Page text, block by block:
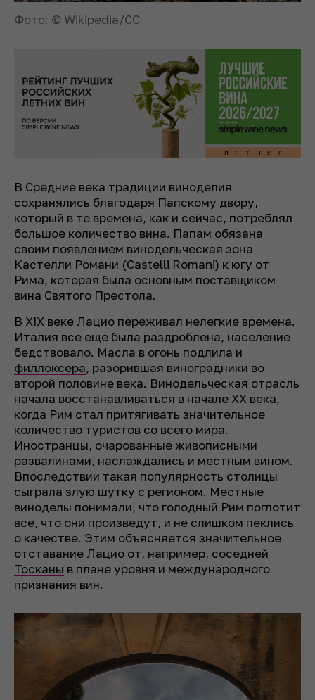
Фото: © Wikipedia/CC
В Средние века традиции виноделия
сохранялись благодаря Папскому двору,
который в те времена, как и сейчас, потреблял
большое количество вина. Папам обязана
своим появлением винодельческая зона
Кастелли Романи (Castelli Romani) к югу от
Рима, которая была основным поставщиком
вина Святого Престола.
В XIX веке Лацио переживал нелегкие времена.
Италия все еще была раздроблена, население
бедствовало. Масла в огонь подлила и
филлоксера, разорившая виноградники во
второй половине века. Винодельческая отрасль
начала восстанавливаться в начале XX века,
когда Рим стал притягивать значительное
количество туристов со всего мира.
Иностранцы, очарованные живописными
развалинами, наслаждались и местным вином.
Впоследствии такая популярность столицы
сыграла злую шутку с регионом. Местные
виноделы понимали, что голодный Рим поглотит
все, что они произведут, и не слишком пеклись
о качестве. Этим объясняется значительное
отставание Лацио от, например, соседней
Тосканы в плане уровня и международного
признания вин.